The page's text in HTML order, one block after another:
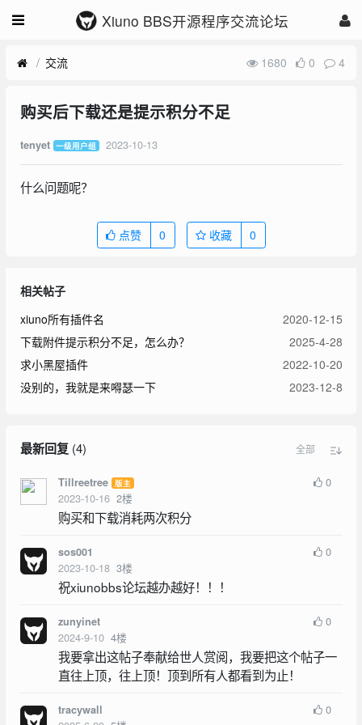
Xiuno BBS开源程序交流论坛
交流 1680 0 4
购买后下载还是提示积分不足
tenyet 一级用户组 2023-10-13
什么问题呢？
点赞 0 收藏 0
相关帖子
xiuno所有插件名
2020-12-15
下载附件提示积分不足，怎么办？
2025-4-28
求小黑屋插件
2022-10-20
没别的，我就是来嘚瑟一下
2023-12-8
最新回复(4) 全部
Tillreetree 版主
2023-10-16 2楼
0
购买和下载消耗两次积分
sos001
2023-10-18 3楼
0
祝xiunobbs论坛越办越好！！！
zunyinet
2024-9-10 4楼
0
我要拿出这帖子奉献给世人赏阅，我要把这个帖子一
直往上顶，往上顶！顶到所有人都看到为止！
tracywall 0